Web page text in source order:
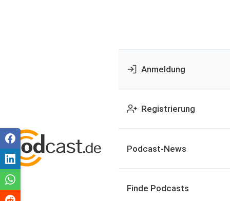
Anmeldung
Registrierung
Podcast-News
Finde Podcasts